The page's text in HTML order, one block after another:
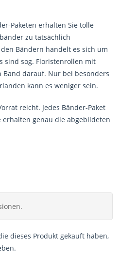
Paketen erhalten Sie tolle
zu tatsächlich
Bändern handelt es sich um
sind sog. Floristenrollen mit
Band darauf. Nur bei besonders
kann es weniger sein.
reicht. Jedes Bänder-Paket
erhalten genau die abgebildeten
dieses Produkt gekauft haben,